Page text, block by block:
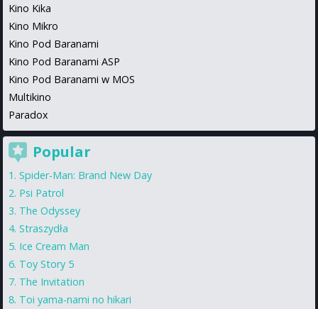
Kino Kika
Kino Mikro
Kino Pod Baranami
Kino Pod Baranami ASP
Kino Pod Baranami w MOS
Multikino
Paradox
Popular
Spider-Man: Brand New Day
Psi Patrol
The Odyssey
Straszydła
Ice Cream Man
Toy Story 5
The Invitation
Toi yama-nami no hikari